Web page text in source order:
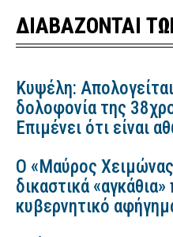
ΔΙΑΒΑΖΟΝΤΑΙ
Κυψέλη:
δολοφονία της
Επιμένει ότι είναι
Ο «Μαύρος
δικαστικά
κυβερνητικό